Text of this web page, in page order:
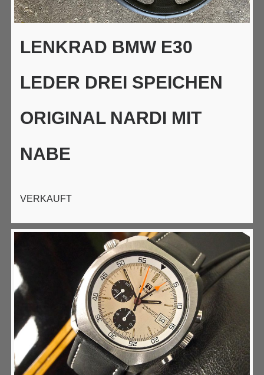
LENKRAD BMW E30
LEDER DREI SPEICHEN
ORIGINAL NARDI MIT
NABE
VERKAUFT